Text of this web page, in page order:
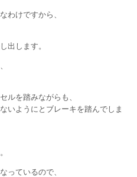
わけですから、
出します。
ルを踏みながらも、
いようにとブレーキを踏んでしま
っているので、